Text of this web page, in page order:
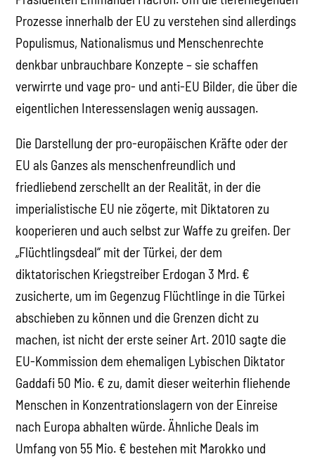
Prozesse innerhalb der EU zu verstehen sind allerdings
Populismus, Nationalismus und Menschenrechte
denkbar unbrauchbare Konzepte – sie schaffen
verwirrte und vage pro- und anti-EU Bilder, die über die
eigentlichen Interessenslagen wenig aussagen.
Die Darstellung der pro-europäischen Kräfte oder der
EU als Ganzes als menschenfreundlich und
friedliebend zerschellt an der Realität, in der die
imperialistische EU nie zögerte, mit Diktatoren zu
kooperieren und auch selbst zur Waffe zu greifen. Der
„Flüchtlingsdeal“ mit der Türkei, der dem
diktatorischen Kriegstreiber Erdogan 3 Mrd. €
zusicherte, um im Gegenzug Flüchtlinge in die Türkei
abschieben zu können und die Grenzen dicht zu
machen, ist nicht der erste seiner Art. 2010 sagte die
EU-Kommission dem ehemaligen Lybischen Diktator
Gaddafi 50 Mio. € zu, damit dieser weiterhin fliehende
Menschen in Konzentrationslagern von der Einreise
nach Europa abhalten würde. Ähnliche Deals im
Umfang von 55 Mio. € bestehen mit Marokko und